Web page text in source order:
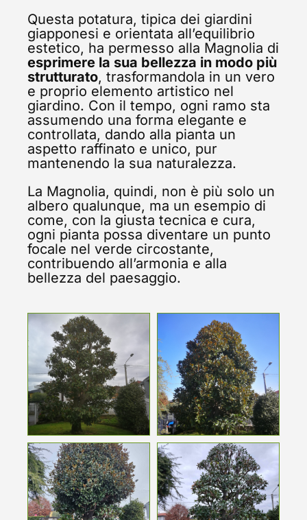
Questa potatura, tipica dei giardini
giapponesi e orientata all’equilibrio
estetico, ha permesso alla Magnolia di
esprimere la sua bellezza in modo più
strutturato, trasformandola in un vero
e proprio elemento artistico nel
giardino. Con il tempo, ogni ramo sta
assumendo una forma elegante e
controllata, dando alla pianta un
aspetto raffinato e unico, pur
mantenendo la sua naturalezza.
La Magnolia, quindi, non è più solo un
albero qualunque, ma un esempio di
come, con la giusta tecnica e cura,
ogni pianta possa diventare un punto
focale nel verde circostante,
contribuendo all’armonia e alla
bellezza del paesaggio.